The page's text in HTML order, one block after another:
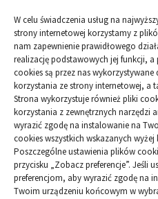
W celu świadczenia usług na
strony internetowej korzystamy z
nam zapewnienie prawidłowego
realizację podstawowych jej funkcji,
cookies są przez nas
korzystania ze strony internetowej, a
Strona wykorzystuje również pliki
korzystania z zewnętrznych narzędzi
wyrazić zgodę na instalowanie na
cookies wszystkich wskazanych
Poszczególne ustawienia plików
przycisku „Zobacz preferencje”. Jeśli
preferencjom, aby wyrazić zgodę na
Twoim urządzeniu końcowym w
Budowa
Dom
Ogród
Przemysł